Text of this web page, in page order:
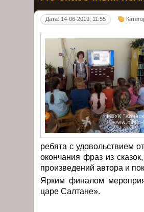
Дата: 14-06-2019, 11:55
ребята с удовольствием
окончания фраз из
произведений автора и
Ярким финалом
царе Салтане».